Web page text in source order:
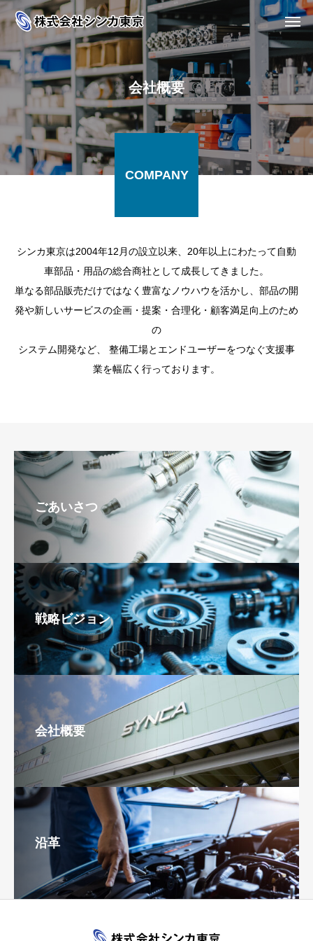
会社概要
COMPANY
シンカ東京は2004年12月の設立以来、20年以上にわたって自動
車部品・用品の総合商社として成長してきました。
単なる部品販売だけではなく豊富なノウハウを活かし、部品の開
発や新しいサービスの企画・提案・合理化・顧客満足向上のため
の
システム開発など、 整備工場とエンドユーザーをつなぐ支援事
業を幅広く行っております。
ごあいさつ
戦略ビジョン
会社概要
沿革